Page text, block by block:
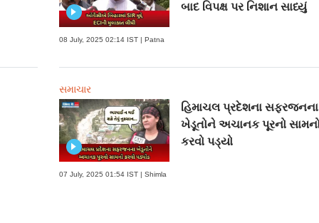
બાદ વિપક્ષ પર નિશાન સાધ્યું
08 July, 2025 02:14 IST | Patna
સમાચાર
હિમાચલ પ્રદેશના સફરજનના
ખેડૂતોને અચાનક પૂરનો
કરવો પડ્યો
07 July, 2025 01:54 IST | Shimla